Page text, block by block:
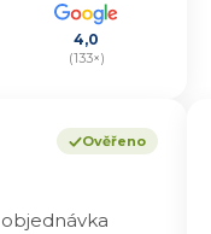
4,0
(133×)
Ověřeno